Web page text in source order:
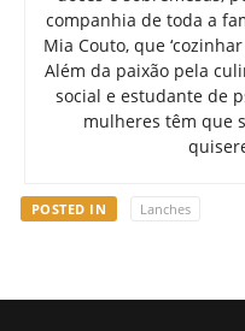
companhia de toda a
Mia Couto, que
Além da paixão pela
social e estudante de
mulheres têm que
POSTED IN Lanches